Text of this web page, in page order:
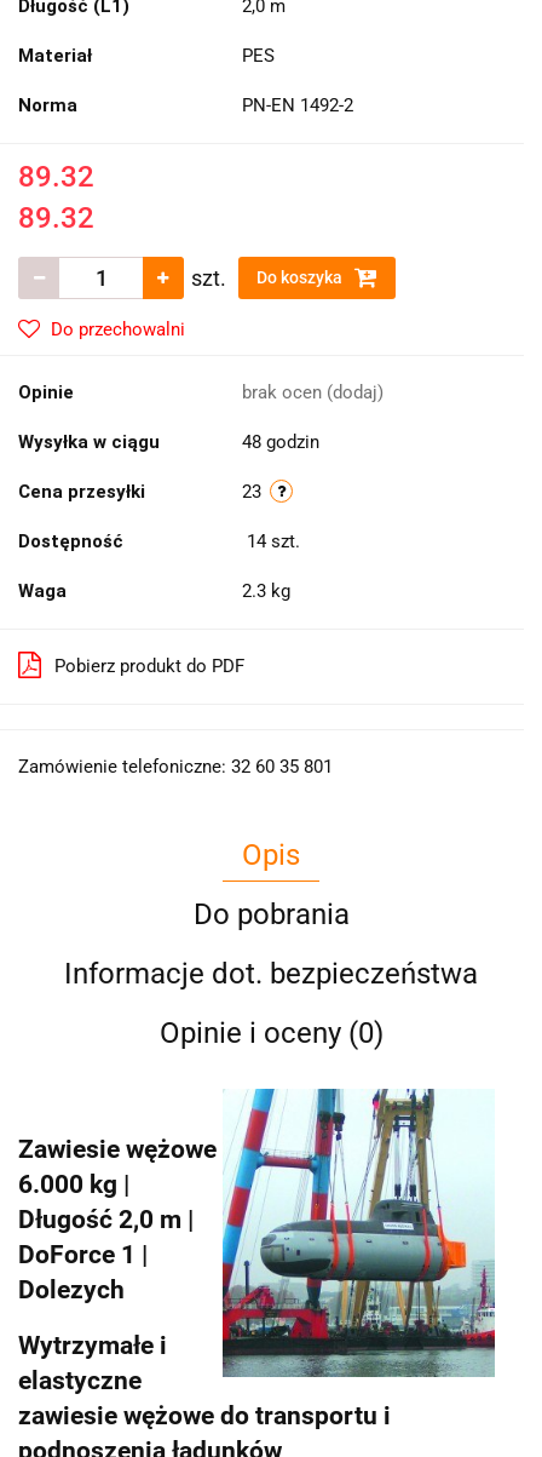
Długość (L1) 2,0 m
Materiał PES
Norma PN-EN 1492-2
89.32
89.32
szt. Do koszyka
Do przechowalni
Opinie brak ocen (dodaj)
Wysyłka w ciągu 48 godzin
Cena przesyłki 23
Dostępność 14 szt.
Waga 2.3 kg
Pobierz produkt do PDF
Zamówienie telefoniczne: 32 60 35 801
Opis
Do pobrania
Informacje dot. bezpieczeństwa
Opinie i oceny (0)
Zawiesie wężowe
6.000 kg |
Długość 2,0 m |
DoForce 1 |
Dolezych
Wytrzymałe i
elastyczne
zawiesie wężowe do transportu i